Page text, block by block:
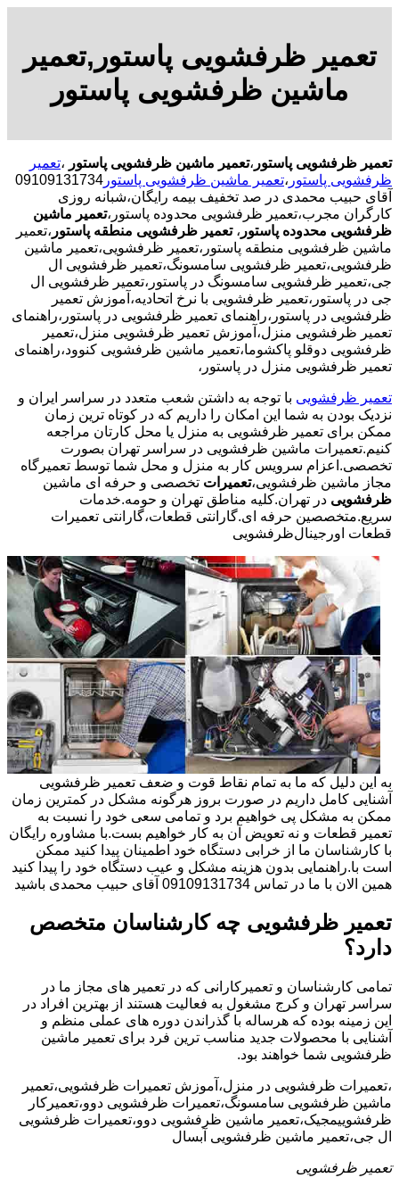
تعمیر ظرفشویی پاستور,تعمیر
ماشین ظرفشویی پاستور
تعمیر ظرفشویی پاستور ،تعمیر ماشین ظرفشویی پاستور ،تعمیر
ظرفشویی پاستور ،تعمیر ماشین ظرفشویی پاستور 09109131734
آقای حبیب محمدی در صد تخفیف بیمه رایگان،شبانه روزی
کارگران مجرب،تعمیر ظرفشویی محدوده پاستور،تعمیر ماشین
ظرفشویی محدوده پاستور ، تعمیر ظرفشویی منطقه پاستور ،تعمیر
ماشین ظرفشویی منطقه پاستور،تعمیر ظرفشویی،تعمیر ماشین
ظرفشویی،تعمیر ظرفشویی سامسونگ،تعمیر ظرفشویی ال
جی،تعمیر ظرفشویی سامسونگ در پاستور،تعمیر ظرفشویی ال
جی در پاستور،تعمیر ظرفشویی با نرخ اتحادیه،آموزش تعمیر
ظرفشویی در پاستور،راهنمای تعمیر ظرفشویی در پاستور،راهنمای
تعمیر ظرفشویی منزل،آموزش تعمیر ظرفشویی منزل،تعمیر
ظرفشویی دوقلو پاکشوما،تعمیر ماشین ظرفشویی کنوود،راهنمای
تعمیر ظرفشویی منزل در پاستور،
تعمیر ظرفشویی با توجه به داشتن شعب متعدد در سراسر ایران و
نزدیک بودن به شما این امکان را داریم که در کوتاه ترین زمان
ممکن برای تعمیر ظرفشویی به منزل یا محل کارتان مراجعه
کنیم.تعمیرات ماشین ظرفشویی در سراسر تهران بصورت
تخصصی.اعزام سرویس کار به منزل و محل شما توسط تعمیرگاه
مجاز ماشین ظرفشویی،تعمیرات تخصصی و حرفه ای ماشین
ظرفشویی در تهران.کلیه مناطق تهران و حومه.خدمات
سریع.متخصصین حرفه ای.گارانتی قطعات،گارانتی تعمیرات
قطعات اورجینالظرفشویی
به این دلیل که ما به تمام نقاط قوت و ضعف تعمیر ظرفشویی
آشنایی کامل داریم در صورت بروز هرگونه مشکل در کمترین زمان
ممکن به مشکل پی خواهیم برد و تمامی سعی خود را نسبت به
تعمیر قطعات و نه تعویض آن به کار خواهیم بست.با مشاوره رایگان
با کارشناسان ما از خرابی دستگاه خود اطمینان پیدا کنید ممکن
است با.راهنمایی بدون هزینه مشکل و عیب دستگاه خود را پیدا کنید
همین الان با ما در تماس 09109131734 آقای حبیب محمدی باشید
تعمیر ظرفشویی چه کارشناسان متخصص
دارد؟
تمامی کارشناسان و تعمیرکارانی که در تعمیر های مجاز ما در
سراسر تهران و کرج مشغول به فعالیت هستند از بهترین افراد در
این زمینه بوده که هرساله با گذراندن دوره های عملی منظم و
آشنایی با محصولات جدید مناسب ترین فرد برای تعمیر ماشین
ظرفشویی شما خواهند بود.
،تعمیرات ظرفشویی در منزل،آموزش تعمیرات ظرفشویی،تعمیر
ماشین ظرفشویی سامسونگ،تعمیرات ظرفشویی دوو،تعمیرکار
ظرفشوییمجیک،تعمیر ماشین ظرفشویی دوو،تعمیرات ظرفشویی
ال جی،تعمیر ماشین ظرفشویی آبسال
تعمیر ظرفشویی